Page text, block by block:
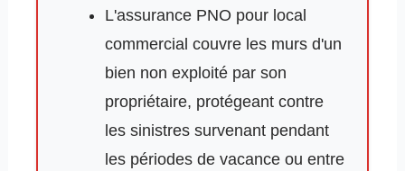
L'assurance PNO pour local
commercial couvre les murs d'un
bien non exploité par son
propriétaire, protégeant contre
les sinistres survenant pendant
les périodes de vacance ou entre